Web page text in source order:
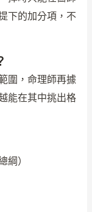
下的加分項，不
圍，命理師再據
能在其中挑出格
綱）